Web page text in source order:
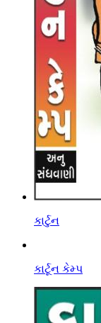
કાર્ટુન
કાર્ટૂન કેમ્પ